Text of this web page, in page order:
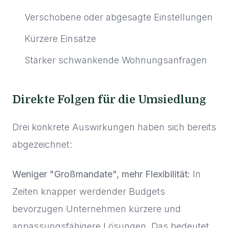
Verschobene oder abgesagte Einstellungen
Kürzere Einsätze
Stärker schwankende Wohnungsanfragen
Direkte Folgen für die Umsiedlung
Drei konkrete Auswirkungen haben sich bereits
abgezeichnet:
Weniger "Großmandate", mehr Flexibilität: In
Zeiten knapper werdender Budgets
bevorzugen Unternehmen kürzere und